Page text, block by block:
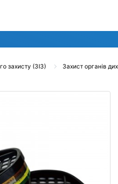
захисту (ЗІЗ) Захист органів